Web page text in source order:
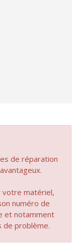
de réparation
votre matériel,
numéro de
et notamment
de problème.